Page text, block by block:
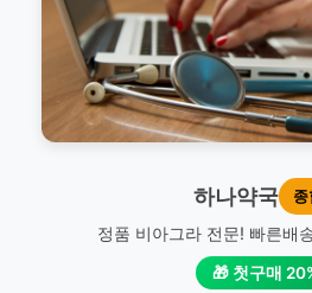
하나약국
정품 비아그라 전문! 빠른배
🎁 첫구매